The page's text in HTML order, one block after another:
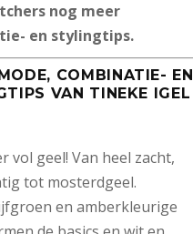
nog meer
en stylingtips.
COMBINATIE- EN
VAN TINEKE IGEL
vol geel! Van heel zacht,
tot mosterdgeel.
en amberkleurige